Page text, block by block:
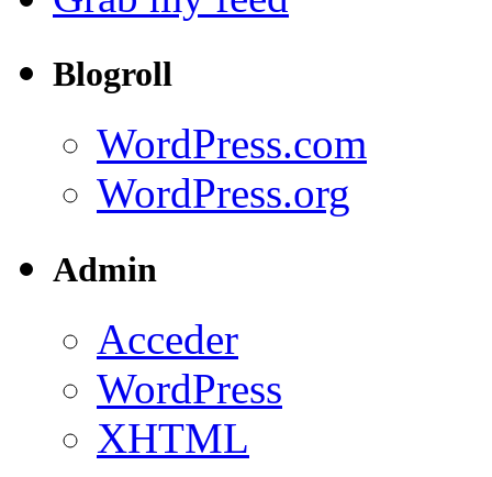
Blogroll
WordPress.com
WordPress.org
Admin
Acceder
WordPress
XHTML